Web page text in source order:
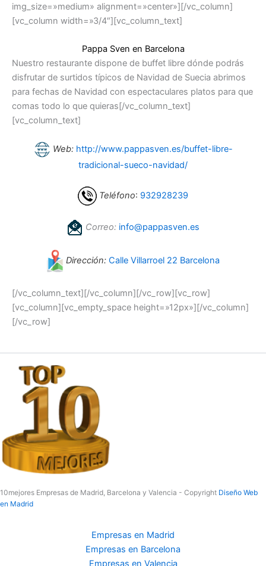
img_size=»medium» alignment=»center»][/vc_column]
[vc_column width=»3/4″][vc_column_text]
Pappa Sven en Barcelona
Nuestro restaurante dispone de buffet libre dónde podrás
disfrutar de surtidos típicos de Navidad de Suecia abrimos
para fechas de Navidad con espectaculares platos para que
comas todo lo que quieras[/vc_column_text]
[vc_column_text]
Web: http://www.pappasven.es/buffet-libre-
tradicional-sueco-navidad/
Teléfono: 932928239
Correo: info@pappasven.es
Dirección: Calle Villarroel 22 Barcelona
[/vc_column_text][/vc_column][/vc_row][vc_row]
[vc_column][vc_empty_space height=»12px»][/vc_column]
[/vc_row]
10mejores Empresas de Madrid, Barcelona y Valencia - Copyright Diseño Web
en Madrid
Empresas en Madrid
Empresas en Barcelona
Empresas en Valencia